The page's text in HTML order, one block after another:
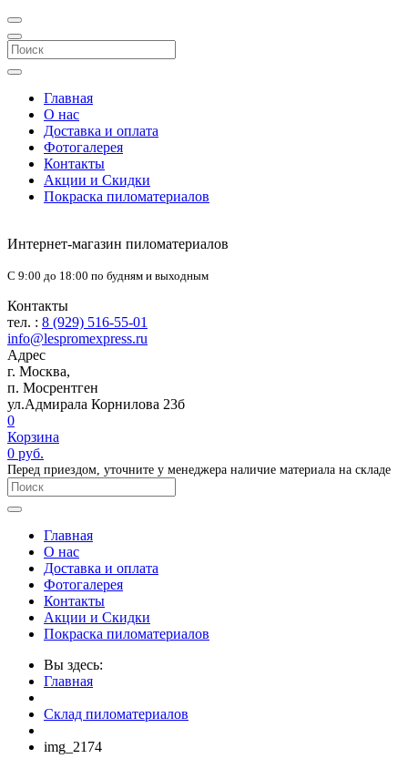
Главная
О нас
Доставка и оплата
Фотогалерея
Контакты
Акции и Скидки
Покраска пиломатериалов
Интернет-магазин пиломатериалов
С 9:00 до 18:00 по будням и выходным
Контакты
тел. : 8 (929) 516-55-01
info@lespromexpress.ru
Адрес
г. Москва,
п. Мосрентген
ул.Адмирала Корнилова 23б
0
Корзина
0 руб.
Перед приездом, уточните у менеджера наличие материала на складе
Главная
О нас
Доставка и оплата
Фотогалерея
Контакты
Акции и Скидки
Покраска пиломатериалов
Вы здесь:
Главная
Склад пиломатериалов
img_2174